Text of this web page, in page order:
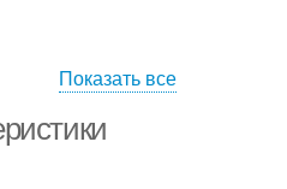
Показать все